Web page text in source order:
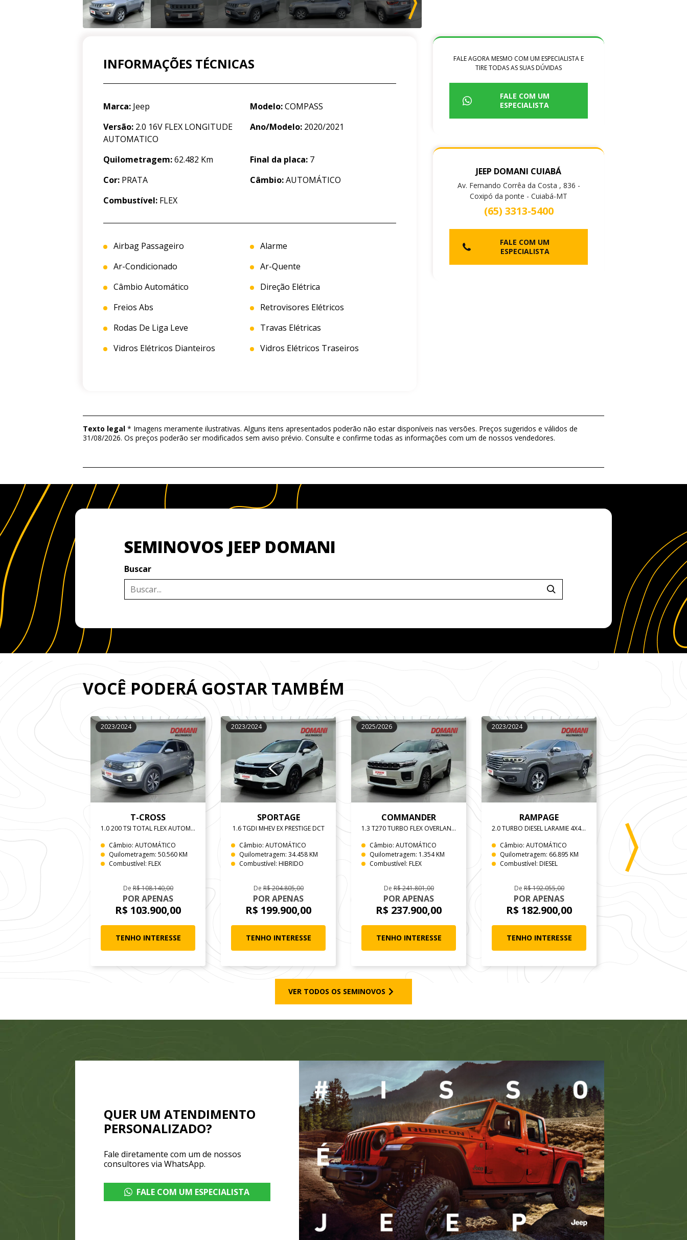
INFORMAÇÕES TÉCNICAS
Marca: Jeep Modelo:COMPASS
Versão: 2.0 16V FLEX LONGITUDE
AUTOMATICO
Ano/Modelo:2020/2021
Quilometragem:62.482 Km Final da placa:7
Cor: PRATA Câmbio:AUTOMÁTICO
Combustível: FLEX
Airbag Passageiro
Alarme
Ar-Condicionado
Ar-Quente
Câmbio Automático
Direção Elétrica
Freios Abs
Retrovisores Elétricos
Rodas De Liga Leve
Travas Elétricas
Vidros Elétricos Dianteiros
Vidros Elétricos Traseiros
FALE AGORA MESMO COM UM ESPECIALISTA E
TIRE TODAS AS SUAS DÚVIDAS
FALE COM UM
ESPECIALISTA
JEEP DOMANI CUIABÁ
Av. Fernando Corrêa da Costa , 836 -
Coxipó da ponte - Cuiabá-MT
(65) 3313-5400
FALE COM UM
ESPECIALISTA
Texto legal * Imagens meramente ilustrativas. Alguns itens apresentados poderão não estar disponíveis nas versões. Preços sugeridos e válidos de
31/08/2026. Os preços poderão ser modificados sem aviso prévio. Consulte e confirme todas as informações com um de nossos vendedores.
SEMINOVOS JEEP DOMANI
Buscar
VOCÊ PODERÁ GOSTAR TAMBÉM
2023/2024
T-CROSS
1.0 200 TSI TOTAL FLEX AUTOMÁTICO
Câmbio: AUTOMÁTICO
Quilometragem: 50.560 KM
Combustível: FLEX
DeR$ 108.140,00
POR APENAS
R$ 103.900,00
TENHO INTERESSE
2023/2024
SPORTAGE
1.6 TGDI MHEV EX PRESTIGE DCT
Câmbio: AUTOMÁTICO
Quilometragem: 34.458 KM
Combustível: HIBRIDO
DeR$ 204.805,00
POR APENAS
R$ 199.900,00
TENHO INTERESSE
2025/2026
COMMANDER
1.3 T270 TURBO FLEX OVERLAND AT6
Câmbio: AUTOMÁTICO
Quilometragem: 1.354 KM
Combustível: FLEX
DeR$ 241.801,00
POR APENAS
R$ 237.900,00
TENHO INTERESSE
2023/2024
RAMPAGE
2.0 TURBO DIESEL LARAMIE 4X4 AUTOMÁTICO
Câmbio: AUTOMÁTICO
Quilometragem: 66.895 KM
Combustível: DIESEL
DeR$ 192.055,00
POR APENAS
R$ 182.900,00
TENHO INTERESSE
Câmbio:
Quilometragem:
Combustível: FLEX
VER TODOS OS SEMINOVOS
QUER UM ATENDIMENTO
PERSONALIZADO?
Fale diretamente com um de nossos
consultores via WhatsApp.
FALE COM UM ESPECIALISTA